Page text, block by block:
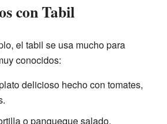
con Tabil
el tabil se usa mucho para
conocidos:
delicioso hecho con tomates,
o panqueque salado.